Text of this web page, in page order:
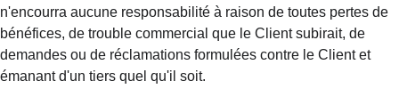
n'encourra aucune responsabilité à raison de toutes pertes de
bénéfices, de trouble commercial que le Client subirait, de
demandes ou de réclamations formulées contre le Client et
émanant d'un tiers quel qu'il soit.